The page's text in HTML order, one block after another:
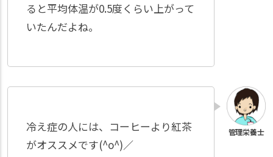
ると平均体温が0.5度くらい上がって
いたんだよね。
冷え症の人には、コーヒーより紅茶
がオススメです(^o^)／